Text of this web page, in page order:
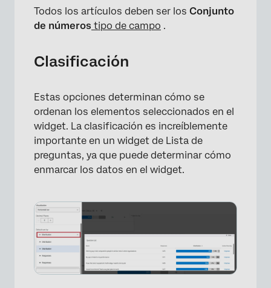
Todos los artículos deben ser los Conjunto
de números tipo de campo .
Clasificación
Estas opciones determinan cómo se
ordenan los elementos seleccionados en el
widget. La clasificación es increíblemente
importante en un widget de Lista de
preguntas, ya que puede determinar cómo
enmarcar los datos en el widget.